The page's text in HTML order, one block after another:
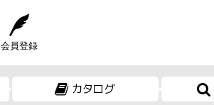
会員登録
カタログ